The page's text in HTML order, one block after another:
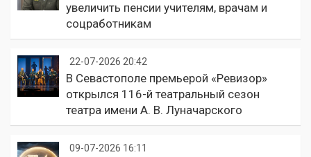
увеличить пенсии учителям, врачам и
соцработникам
22-07-2026 20:42
В Севастополе премьерой «Ревизор»
открылся 116-й театральный сезон
театра имени А. В. Луначарского
09-07-2026 16:11